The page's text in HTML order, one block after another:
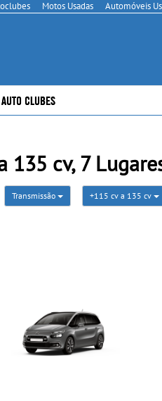
Motos Usadas Automóveis
AUTO CLUBES
cv, 7
Transmissão +115 cv a 135 cv